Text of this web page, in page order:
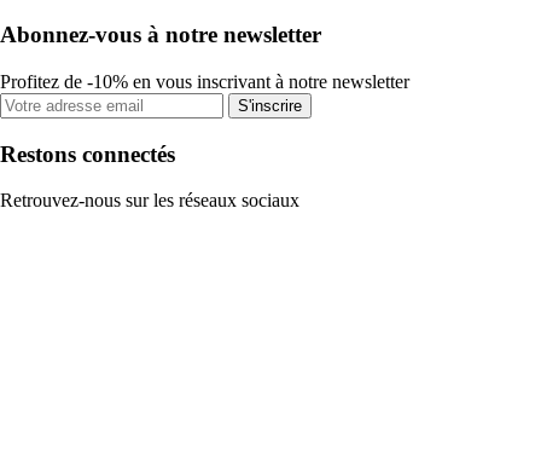
Abonnez-vous à notre newsletter
Profitez de -10% en vous inscrivant à notre newsletter
S'inscrire
Restons connectés
Retrouvez-nous sur les réseaux sociaux